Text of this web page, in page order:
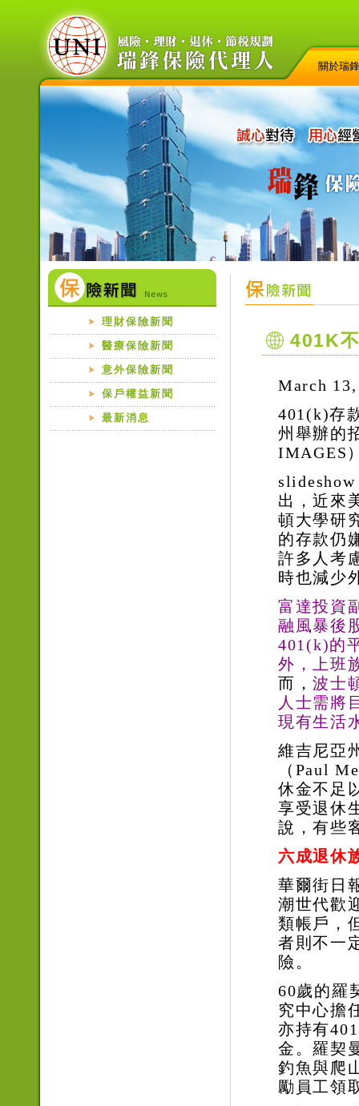
關於瑞鋒
理財保險新聞
醫療保險新聞
意外保險新聞
保戶權益新聞
最新消息
401K
March
401(k)存
州舉辦的
IMAGES
出，近來
頓大學研
的存款仍
許多人考
時也減少
富達投資
融風暴後
401(k)的
外，上班
而，波士
人士需將
現有生活
維吉尼亞
（ Paul
休金不足
享受退休
說，有些
六成退休
華爾街日
潮世代歡
類帳戶，
者則不一
險。
60歲的羅
究中心擔
亦持有
金。羅契
釣魚與爬
勵員工領